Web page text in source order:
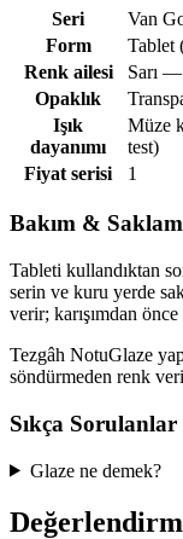
Seri
Van
Form
Tablet
Renk ailesi
Sarı
Opaklık
Işık
dayanımı
Müze
test)
Fiyat serisi
1
Bakım &
Tableti kullandıktan
serin ve kuru yerde
verir; karışımdan
Tezgâh NotuGlaze
söndürmeden renk
Sıkça Sorulanlar
Glaze ne demek?